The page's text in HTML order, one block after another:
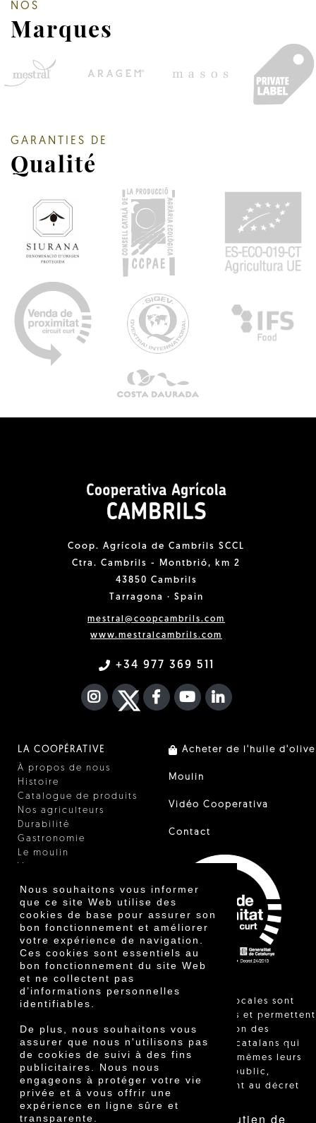
Nous souhaitons vous informer
que ce site Web utilise des
cookies de base pour assurer son
bon fonctionnement et améliorer
votre expérience de navigation.
Ces cookies sont essentiels au
bon fonctionnement du site Web
et ne collectent pas
d’informations personnelles
identifiables.
De plus, nous souhaitons vous
assurer que nous n'utilisons pas
de cookies de suivi à des fins
publicitaires. Nous nous
engageons à protéger votre vie
privée et à vous offrir une
expérience en ligne sûre et
transparente.
NOS
Marques
GARANTIES DE
Qualité
Coop. Agrícola de Cambrils SCCL
Ctra. Cambrils - Montbrió, km 2
43850 Cambrils
Tarragona · Spain
mestral@coopcambrils.com
www.mestralcambrils.com
+34 977 369 511
INSTAGRAM
TWITTER
FACEBOOK F
YOUTUBEFA LINKEDIN
LA COOPÉRATIVE
À propos de nous
Histoire
Catalogue de produits
Nos agriculteurs
Durabilité
Gastronomie
Le moulin
Certificats
Prix
Innovation
Acheter de l'huile d'olive
Moulin
Vidéo Cooperativa
Contact
"Les ventes locales sont
réglementées et permettent
l'identification des
agriculteurs catalans qui
vendent eux-mêmes leurs
produits au public,
conformément au décret
Avec le soutien de